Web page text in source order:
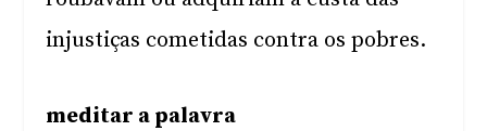
injustiças cometidas contra os pobres.
meditar a palavra